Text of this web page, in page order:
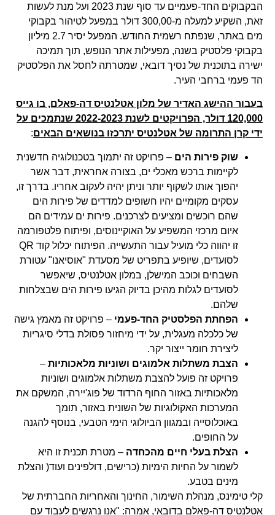
הבקבוקים החד-פעמיים עד סוף שנת 2023 ועל מנת לעשות
זאת, השקיע למעלה מ-300,00 דולר במפעל לטיהור בקבוקי
מים באתר, שנפתח רשמית החודש. המפעל יסיר 2.7 מיליון
בקבוקי פלסטיק בשנה, מפעילות אתר הנופש, תוך תמיכה
ישירה בתוכנית של נסיך דובאי, שמטרתה לחסל את הפלסטיק
הד פעמי ברחבי העיר.
בעבור ההישג האדיר של מלון אטלנטיס דה-פאלם, בו גייס
120,000 דולר, הפרויקטים לשנת 2022-2023 שנתמכים על
ידי קרן התרומה של אטלנטיס יתרכזו בנושאים הבאים:
שוק פירות הים – פרויקט זה יתמוך בטכנולוגיה חדשנית
לקיימות ברכש מאכלי ים, בצורה אחראית, דבר אשר
יהפוך אותו לשקוף יותר וניתן יהיה לעקוב אחריו. בדרך זו,
עסקים מקומיים יהיו חשופים למדדים של פירות הים
שהם רוכשים ומציעים לצרכנים. פירות ים עמידים הם
איום מרכזי המשפיע על האוקיינוסים, ופיתוח פלטפורמה
זו יהווה כלי מועיל עבור התעשייה. הפיתוח יכלול קוד QR
לסועדים, שיופיע בתפריט של מסעדת "אוסיאנו" עטורת
השבחים וכוכב המישלן, במלון אטלנטיס, שיאפשר
לסועדים לגלות מהיכן בדיוק הגיעו פירות הים שבצלחות
שלהם.
הפחתת הפלסטיק החד-פעמי – פרויקט זה מאמץ גישה
של כלכלה מעגלית, על ידי מיחזור פסולת בדלי סיגריות
ליצירת חומר ייצור יקר.
הצבת משתלות אלמוגים ושוניות מלאכותיות –
פרויקט זה פועל להצבת משתלות אלמוגים ושוניות
מלאכותיות באזור החוף הרדוד של פוג'יירה, המשקם את
המערכות האקולוגיות של השונית באזור, תומך
באוכלוסייה ובמגוון הביולוגי הימי הטבעי, בנוסף להגנה
על החופים.
הצלת בעלי חיים מהכחדה – מטרת תכנית זו היא
לשמור על החיות הימיות (כרישים, דולפינים ועוד( והצלת
מינים בטבע.
קלי טימינס, מנהלת השימור, החינוך והאחריות החברתית של
אטלנטיס דה-פאלם בדובאי, אמרה: "אנו נרגשים לעבוד עם